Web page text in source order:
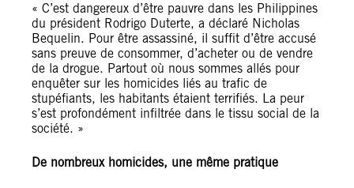
« C’est dangereux d’être pauvre dans les Philippines
du président Rodrigo Duterte, a déclaré Nicholas
Bequelin. Pour être assassiné, il suffit d’être accusé
sans preuve de consommer, d’acheter ou de vendre
de la drogue. Partout où nous sommes allés pour
enquêter sur les homicides liés au trafic de
stupéfiants, les habitants étaient terrifiés. La peur
s’est profondément infiltrée dans le tissu social de la
société. »
De nombreux homicides, une même pratique